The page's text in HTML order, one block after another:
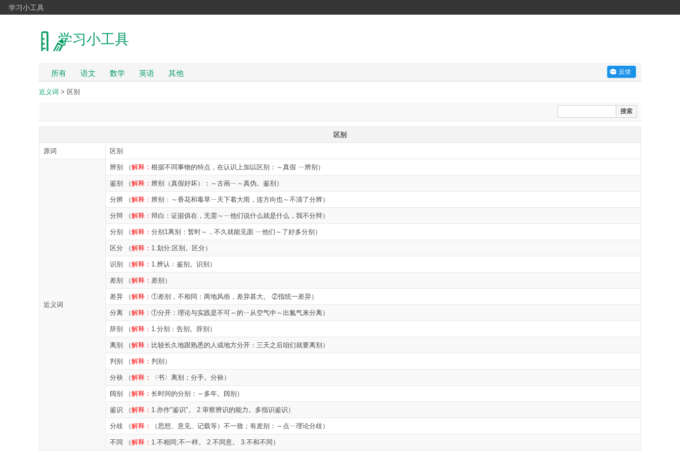
学习小工具
学习小工具
所有 语文 数学 英语 其他 反馈
近义词 > 区别
搜索
区别
原词 区别
近义词
辨别 （解释： 根据不同事物的特点，在认识上加以区别：～真假 ㄧ辨别）
鉴别 （解释： 辨别（真假好坏）：～古画ㄧ～真伪。鉴别）
分辨 （解释： 辨别：～香花和毒草ㄧ天下着大雨，连方向也～不清了分辨）
分辩 （解释： 辩白：证据俱在，无需～ㄧ他们说什么就是什么，我不分辩）
分别 （解释： 分别1离别：暂时～，不久就能见面 ㄧ他们～了好多分别）
区分 （解释： 1.划分;区别。区分）
识别 （解释： 1.辨认﹔鉴别。识别）
差别 （解释： 差别）
差异 （解释： ①差别，不相同：两地风俗，差异甚大。 ②指统一差异）
分离 （解释： ①分开：理论与实践是不可～的ㄧ从空气中～出氮气来分离）
辞别 （解释： 1.分别﹔告别。辞别）
离别 （解释： 比较长久地跟熟悉的人或地方分开：三天之后咱们就要离别）
判别 （解释： 判别）
分袂 （解释： 〈书〉离别；分手。分袂）
阔别 （解释： 长时间的分别：～多年。阔别）
鉴识 （解释： 1.亦作"鉴识"。 2.审察辨识的能力。多指识鉴识）
分歧 （解释： （思想、意见、记载等）不一致；有差别：～点ㄧ理论分歧）
不同 （解释： 1.不相同;不一样。 2.不同意。 3.不和不同）